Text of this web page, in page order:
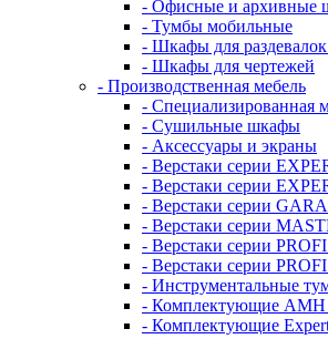
- Офисные и архивные
- Тумбы мобильные
- Шкафы для
- Шкафы для чертежей
- Производственная мебель
- Cпециализированная
- Cушильные шкафы
- Аксессуары и экраны
- Верстаки серии
- Верстаки серии
- Верстаки серии
- Верстаки серии
- Верстаки серии
- Верстаки серии
- Инструментальные
- Комплектующие AMH
- Комплектующие